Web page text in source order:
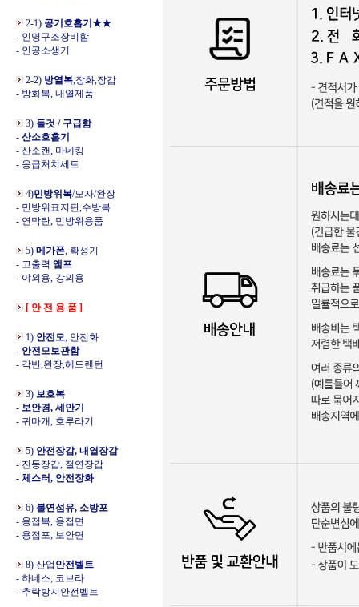
2-1) 공기호흡기★★
- 인명구조장비함
- 인공소생기
2-2) 방열복,장화,장갑
- 방화복, 내열제품
3) 들것 / 구급함
- 산소호흡기
- 산소캔, 마네킹
- 응급처치세트
4)민방위복/모자/완장
- 민방위표지판,수방복
- 연막탄, 민방위용품
5) 메가폰, 확성기
- 고출력 앰프
- 야외용, 강의용
[ 안 전 용 품 ]
1) 안전모, 안전화
- 안전모보관함
- 각반,완장,헤드랜턴
3) 보호복
- 보안경, 세안기
- 귀마개, 호루라기
5) 안전장갑, 내열장갑
- 진동장갑, 절연장갑
- 체스터, 안전장화
6) 불연섬유, 소방포
- 용접복, 용접면
- 용접포, 보안면
8) 산업 안전벨트
- 하네스, 코브라
- 추락방지안전벨트